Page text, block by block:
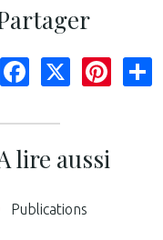
Facebook Pinterest
lire aussi
Publications